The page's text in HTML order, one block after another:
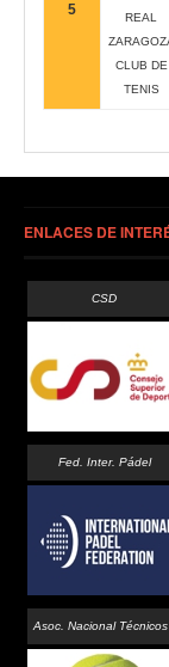
5
REAL
CLUB DE
TENIS
ENLACES DE
CSD
Fed. Inter. Pádel
Asoc. Nacional